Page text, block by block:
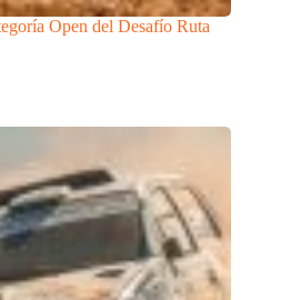
Open del Desafío Ruta